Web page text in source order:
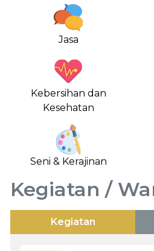
Jasa
Kebersihan dan
Kesehatan
Seni & Kerajinan
Kegiatan /
Kegiatan